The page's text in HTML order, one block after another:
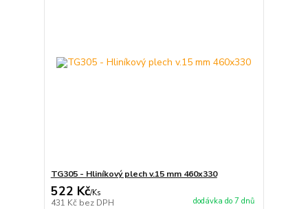
TG305 - Hliníkový plech v.15 mm 460x330
522 Kč/Ks
431 Kč bez DPH dodávka do 7 dnů